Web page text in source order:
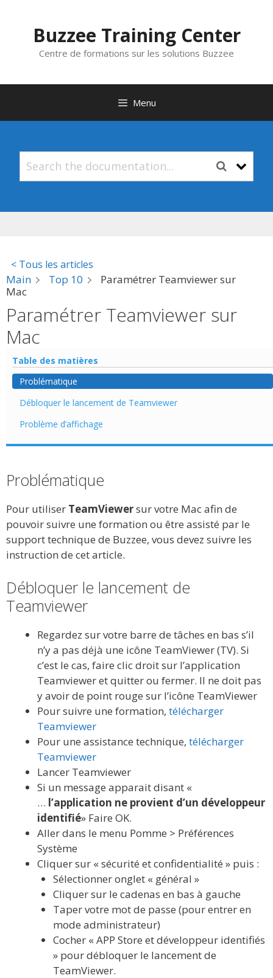
contenuBuzzee Training Center
Centre de formations sur les solutions Buzzee
Menu
< Tous les articles
Main Top 10
Paramétrer Teamviewer sur
Mac
Paramétrer Teamviewer sur
Mac
Table des matières
Problématique
Débloquer le lancement de Teamviewer
Problème d’affichage
Problématique
Pour utiliser TeamViewersur votre Mac afin de
pouvoir suivre une formation ou être assisté par le
support technique de Buzzee, vous devez suivre les
instruction de cet article.
Débloquer le lancement de
Teamviewer
Regardez sur votre barre de tâches en bas s’il
n’y a pas déjà une icône TeamViewer (TV). Si
c’est le cas, faire clic droit sur l’application
Teamviewer et quitter ou fermer. Il ne doit pas
y avoir de point rouge sur l’icône TeamViewer
Pour suivre une formation, télécharger
Teamviewer
Pour une assistance technique, télécharger
Teamviewer
Lancer Teamviewer
Si un message apparait disant «
… l’application ne provient d’un développeur
identifié» Faire OK.
Aller dans le menu Pomme > Préférences
Système
Cliquer sur « sécurité et confidentialité » puis :
Sélectionner onglet « général »
Cliquer sur le cadenas en bas à gauche
Taper votre mot de passe (pour entrer en
mode administrateur)
Cocher « APP Store et développeur identifiés
» pour débloquer le lancement de
TeamViewer.